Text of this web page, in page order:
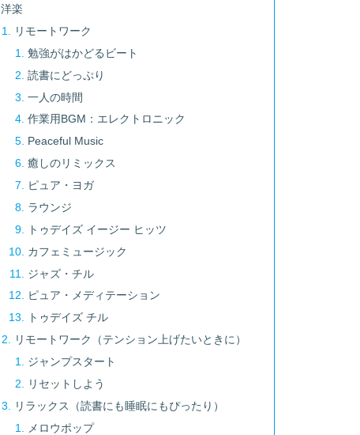
洋楽
リモートワーク
勉強がはかどるビート
読書にどっぷり
一人の時間
作業用BGM：エレクトロニック
Peaceful Music
癒しのリミックス
ピュア・ヨガ
ラウンジ
トゥデイズ イージー ヒッツ
カフェミュージック
ジャズ・チル
ピュア・メディテーション
トゥデイズ チル
リモートワーク（テンション上げたいときに）
ジャンプスタート
リセットしよう
リラックス（読書にも睡眠にもぴったり）
メロウポップ